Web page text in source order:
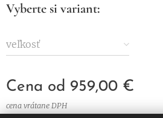
Vyberte si variant:
veľkosť
Cena od 959,00 €
cena vrátane DPH